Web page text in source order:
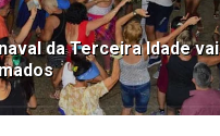
da Terceira Idade vai